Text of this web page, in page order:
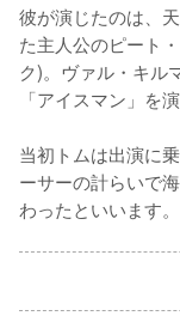
彼が演じたのは、
た主人公のピート
ク)。ヴァル・キル
「アイスマン」を
当初トムは出演に
ーサーの計らいで
わったといいます。